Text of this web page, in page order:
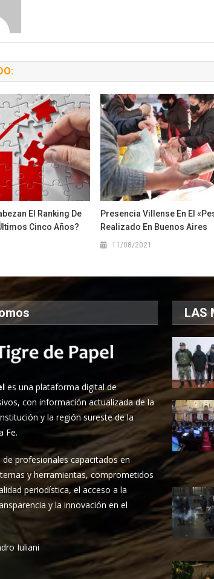
El Ranking De
Cinco Años?
Presencia Villense En El
Realizado En Buenos Aires
11/08/2021
es una plataforma digital de
con información actualizada de la
y la región sureste de la
Fe.
profesionales capacitados en
y herramientas, comprometidos
periodística, el acceso a la
y la innovación en el
Iuliani
LAS